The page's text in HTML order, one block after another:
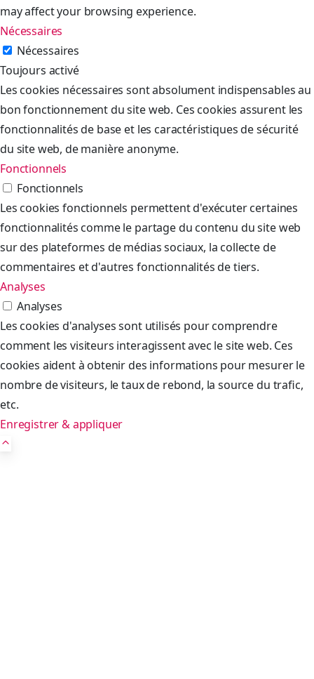
may affect your browsing experience.
Nécessaires
Nécessaires
Toujours activé
Les cookies nécessaires sont absolument indispensables au
bon fonctionnement du site web. Ces cookies assurent les
fonctionnalités de base et les caractéristiques de sécurité
du site web, de manière anonyme.
Fonctionnels
Fonctionnels
Les cookies fonctionnels permettent d'exécuter certaines
fonctionnalités comme le partage du contenu du site web
sur des plateformes de médias sociaux, la collecte de
commentaires et d'autres fonctionnalités de tiers.
Analyses
Analyses
Les cookies d'analyses sont utilisés pour comprendre
comment les visiteurs interagissent avec le site web. Ces
cookies aident à obtenir des informations pour mesurer le
nombre de visiteurs, le taux de rebond, la source du trafic,
etc.
Enregistrer & appliquer